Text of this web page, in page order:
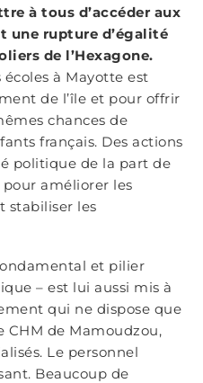
à tous d’accéder aux
une rupture d’égalité
de l’Hexagone.
à Mayotte est
de l’île et pour offrir
chances de
français. Des actions
politique de la part de
pour améliorer les
stabiliser les
et pilier
– est lui aussi mis à
qui ne dispose que
CHM de Mamoudzou,
Le personnel
Beaucoup de